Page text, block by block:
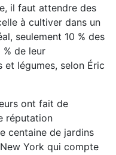
il faut attendre des
à cultiver dans un
seulement 10 % des
de leur
légumes, selon Éric
ont fait de
réputation
centaine de jardins
York qui compte